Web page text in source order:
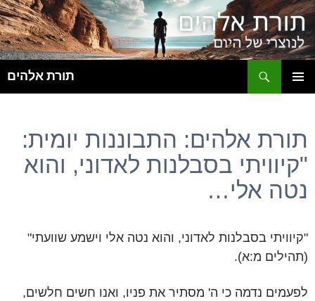
תורת אלהים
תורת אלהים: התבוננות יומית:
"קיוויתי בסבלנות לאדוני, והוא
נטה אלי…
"קיוויתי בסבלנות לאדוני, והוא נטה אלי וישמע שוועתי"
(תהילים מ:א).
לפעמים נדמה כי ה' מסתיר את פניו, ואנו חשים חלשים,